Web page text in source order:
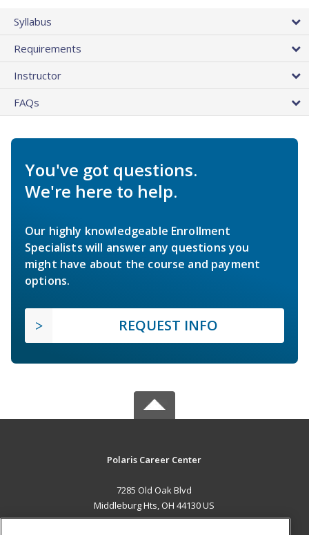
Syllabus
Requirements
Instructor
FAQs
You've got questions.
We're here to help.
Our highly knowledgeable Enrollment
Specialists will answer any questions you
might have about the course and payment
options.
REQUEST INFO
Polaris Career Center
7285 Old Oak Blvd
Middleburg Hts, OH 44130 US